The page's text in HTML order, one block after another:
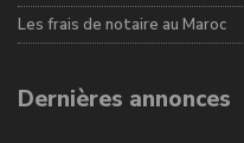
Les frais de notaire au Maroc
Dernières annonces